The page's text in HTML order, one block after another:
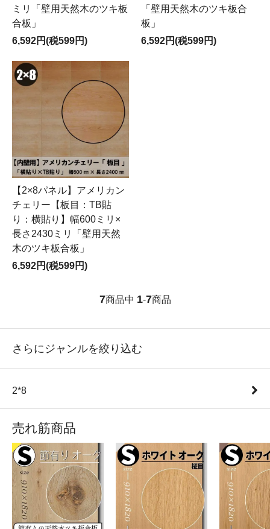
ミリ「壁用天然木のツキ板
合板」
6,592円(税599円)
「壁用天然木のツキ板合
板」
6,592円(税599円)
【2×8パネル】アメリカン
チェリー【板目：TB貼
り：横貼り】幅600ミリ×
長さ2430ミリ「壁用天然
木のツキ板合板」
6,592円(税599円)
7商品中 1-7商品
さらにジャンルを絞り込む
2*8
売れ筋商品